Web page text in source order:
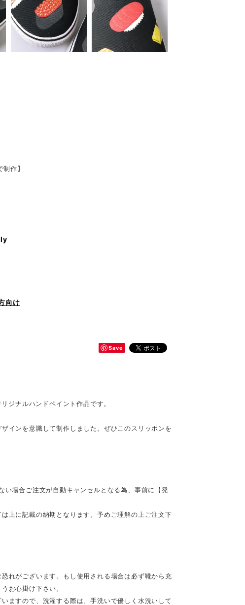
作】
向け
Save
ジナルハンドペイント作品です。
インを意識して制作しました。ぜひこのスリッポンを
い場合ご注文が自動キャンセルとなる為、事前に【発
上に記載の納期となります。予めご理解の上ご注文下
れがございます。もし使用される場合は必ず靴から充
お心掛け下さい。
ますので、洗濯する際は、手洗いで優しく水洗いして